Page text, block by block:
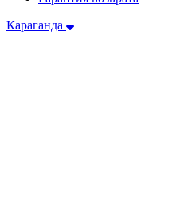
Караганда